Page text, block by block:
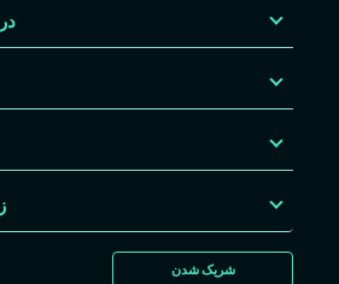
شریک شدن